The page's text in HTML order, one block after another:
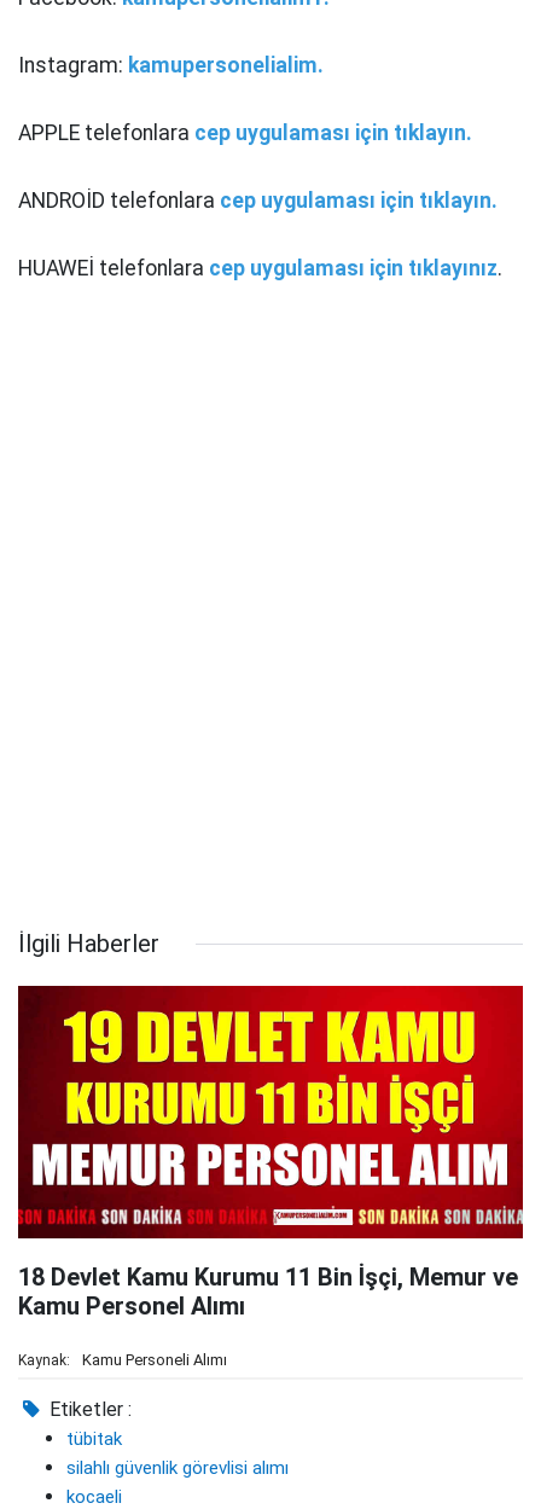
Instagram: kamupersonelialim.
APPLE telefonlara cep uygulaması için tıklayın.
ANDROİD telefonlara cep uygulaması için tıklayın.
HUAWEİ telefonlara cep uygulaması için tıklayınız.
İlgili Haberler
18 Devlet Kamu Kurumu 11 Bin İşçi, Memur ve
Kamu Personel Alımı
Kaynak: Kamu Personeli Alımı
Etiketler :
tübitak
silahlı güvenlik görevlisi alımı
kocaeli